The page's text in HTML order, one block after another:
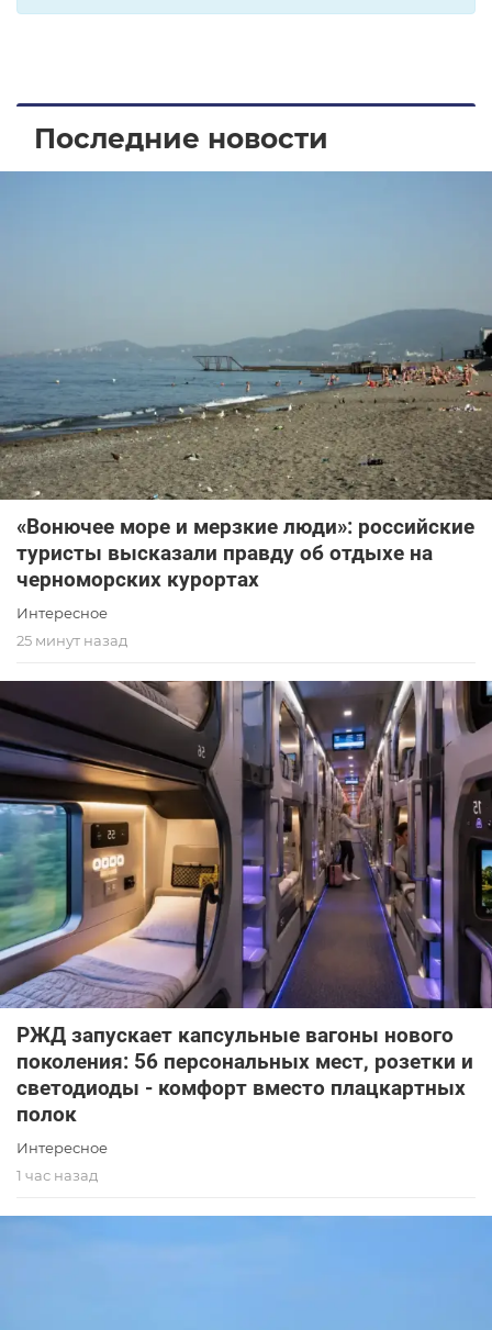
Последние новости
«Вонючее море и мерзкие люди»: российские
туристы высказали правду об отдыхе на
черноморских курортах
Интересное
25 минут назад
РЖД запускает капсульные вагоны нового
поколения: 56 персональных мест, розетки и
светодиоды - комфорт вместо плацкартных
полок
Интересное
1 час назад